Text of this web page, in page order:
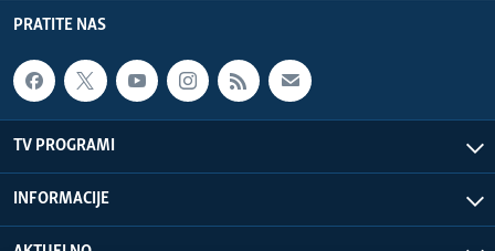
PRATITE NAS
TV PROGRAMI
INFORMACIJE